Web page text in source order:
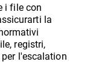
i file con
la
registri,
l'escalation